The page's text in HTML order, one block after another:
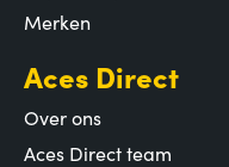
Merken
Aces Direct
Over ons
Aces Direct team